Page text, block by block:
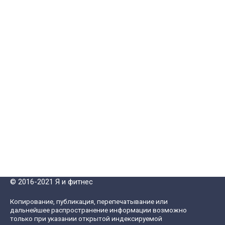
© 2016-2021 Я и фитнес
Копирование, публикация, перепечатывание или
дальнейшее распространение информации возможно
только при указании открытой индексируемой